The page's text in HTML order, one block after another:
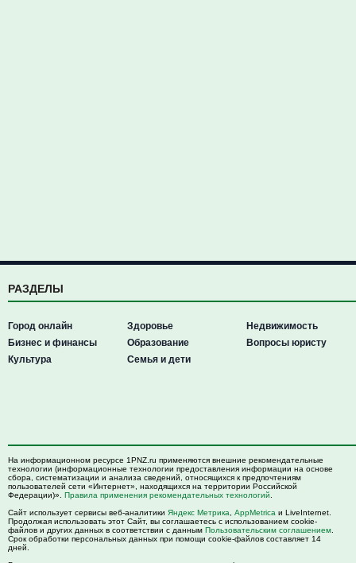
РАЗДЕЛЫ
Город онлайн
Бизнес и финансы
Культура
Здоровье
Образование
Семья и дети
Недвижимость
Вопросы юристу
На информационном ресурсе 1PNZ.ru применяются внешние рекомендательные
технологии (информационные технологии предоставления информации на основе
сбора, систематизации и анализа сведений, относящихся к предпочтениям
пользователей сети «Интернет», находящихся на территории Российской
Федерации)». Правила применения рекомендательных технологий
Сайт использует сервисы веб-аналитики Яндекс Метрика AppMetrica и LiveInternet.
Продолжая использовать этот Сайт, вы соглашаетесь с использованием cookie-
файлов и других данных в соответствии с данным Пользовательским соглашением
Срок обработки персональных данных при помощи cookie-файлов составляет 14
дней.